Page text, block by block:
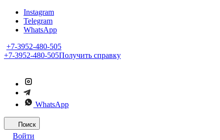
Instagram
Telegram
WhatsApp
+7-3952-480-505
+7-3952-480-505Получить справку
WhatsApp
Поиск
Войти